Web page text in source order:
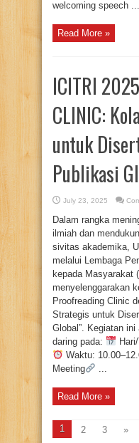
welcoming speech ...
Read More »
ICITRI
CLINIC:
untuk
Publikasi
July 23, 2025
Dalam rangka
ilmiah dan
sivitas akademika,
melalui Lembaga
kepada Masyarakat
menyelenggarakan
Proofreading Clinic
Strategis untuk
Global”. Kegiatan
daring pada:
Waktu:
Meeting
...
Read More »
1 2 3 »